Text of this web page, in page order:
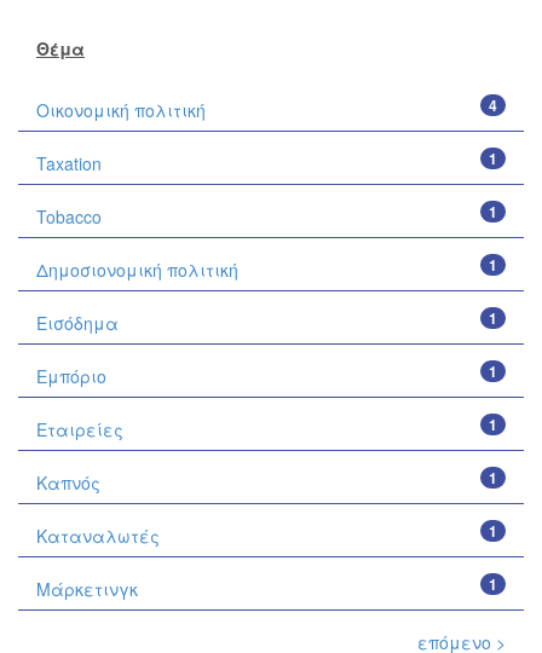
Θέμα
4
Οικονομική πολιτική
1
Taxation
1
Tobacco
1
Δημοσιονομική πολιτική
1
Εισόδημα
1
Εμπόριο
1
Εταιρείες
1
Καπνός
1
Καταναλωτές
1
Μάρκετινγκ
επόμενο >